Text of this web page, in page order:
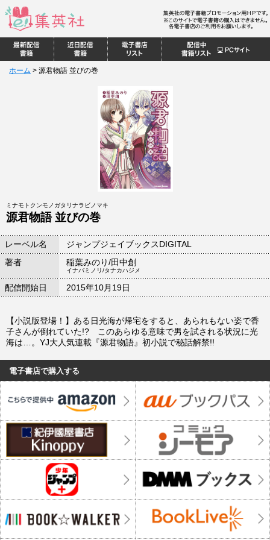
ホーム > 源君物語 並びの巻
ミナモトクンモノガタリナラビノマキ
源君物語 並びの巻
レーベル名
ジャンプジェイブックスDIGITAL
著者
稲葉みのり/田中創
イナバミノリ/タナカハジメ
配信開始日 2015年10月19日
【小説版登場！】ある日光海が帰宅をすると、あられもない姿で香
子さんが倒れていた!? このあらゆる意味で男を試される状況に光
海は…。YJ大人気連載『源君物語』初小説で秘話解禁!!
電子書店で購入する